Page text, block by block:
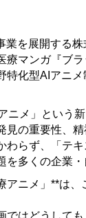
を展開する
療マンガ『ブ
特化型AIアニ
ニメ」という
見の重要性、
わらず、「テ
多くの企業・
アニメ」**は
ではどうして